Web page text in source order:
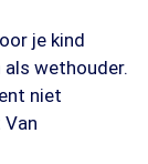
je kind
wethouder.
niet